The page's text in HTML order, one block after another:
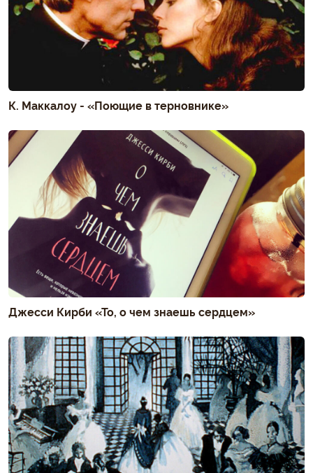
К. Маккалоу - «Поющие в терновнике»
Джесси Кирби «То, о чем знаешь сердцем»